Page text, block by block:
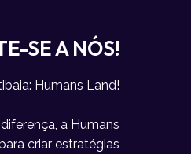
SE A NÓS!
Humans Land!
a Humans
criar estratégias